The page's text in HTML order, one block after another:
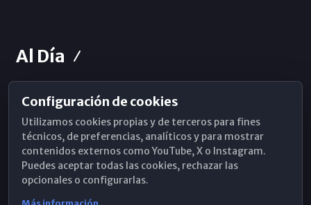
Al Día
Horarios de Misa
Hemeroteca
WhatsApp
Configuración de cookies
Utilizamos cookies propias y de terceros para fines
técnicos, de preferencias, analíticos y para mostrar
contenidos externos como YouTube, X o Instagram.
Puedes aceptar todas las cookies, rechazar las
opcionales o configurarlas.